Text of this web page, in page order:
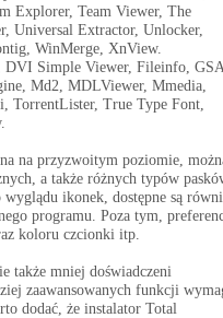
Explorer, Team Viewer, The
Universal Extractor, Unlocker,
WinMerge, XnView.
DVI Simple Viewer, Fileinfo, GSA
Md2, MDLViewer, Mmedia,
TorrentLister, True Type Font,
na przyzwoitym poziomie,
a także różnych typów
ikonek, dostępne są
programu. Poza tym,
koloru czcionki itp.
także mniej doświadczeni
zaawansowanych funkcji
dodać, że instalator Total